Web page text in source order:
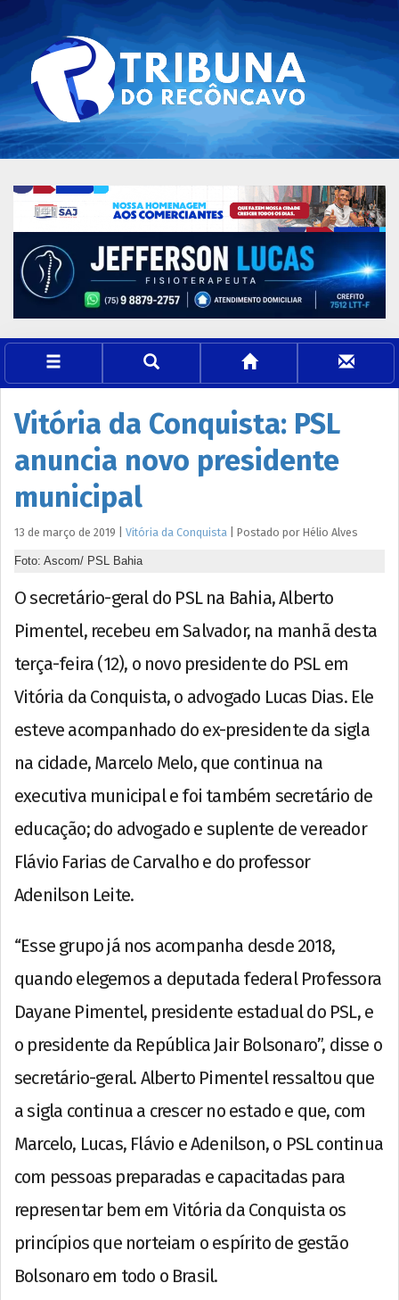
Vitória da Conquista: PSL
anuncia novo presidente
municipal
13 de março de 2019 Vitória da Conquista Postado por Hélio Alves
Foto: Ascom/ PSL Bahia
O secretário-geral do PSL na Bahia, Alberto
Pimentel, recebeu em Salvador, na manhã desta
terça-feira (12), o novo presidente do PSL em
Vitória da Conquista, o advogado Lucas Dias. Ele
esteve acompanhado do ex-presidente da sigla
na cidade, Marcelo Melo, que continua na
executiva municipal e foi também secretário de
educação; do advogado e suplente de vereador
Flávio Farias de Carvalho e do professor
Adenilson Leite.
“Esse grupo já nos acompanha desde 2018,
quando elegemos a deputada federal Professora
Dayane Pimentel, presidente estadual do PSL, e
o presidente da República Jair Bolsonaro”, disse o
secretário-geral. Alberto Pimentel ressaltou que
a sigla continua a crescer no estado e que, com
Marcelo, Lucas, Flávio e Adenilson, o PSL continua
com pessoas preparadas e capacitadas para
representar bem em Vitória da Conquista os
princípios que norteiam o espírito de gestão
Bolsonaro em todo o Brasil.